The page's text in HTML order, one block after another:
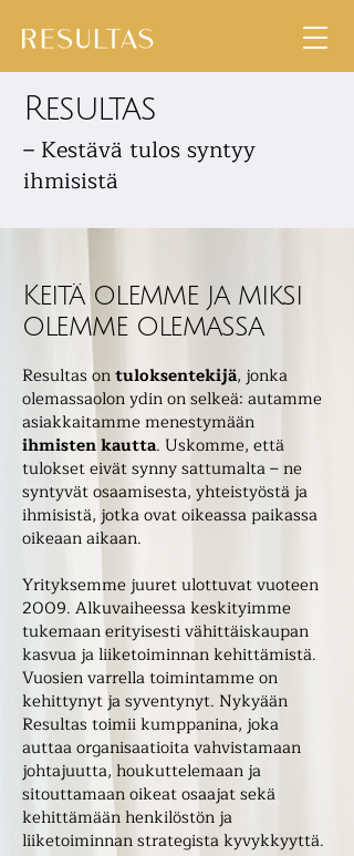
Resultas
– Kestävä tulos syntyy
ihmisistä
Keitä olemme ja miksi
olemme olemassa
Resultas ontuloksentekijä, jonka
olemassaolon ydin on selkeä: autamme
asiakkaitamme menestymään
ihmisten kautta. Uskomme, että
tulokset eivät synny sattumalta – ne
syntyvät osaamisesta, yhteistyöstä ja
ihmisistä, jotka ovat oikeassa paikassa
oikeaan aikaan.
Yrityksemme juuret ulottuvat vuoteen
2009. Alkuvaiheessa keskityimme
tukemaan erityisesti vähittäiskaupan
kasvua ja liiketoiminnan kehittämistä.
Vuosien varrella toimintamme on
kehittynyt ja syventynyt. Nykyään
Resultas toimii kumppanina, joka
auttaa organisaatioita vahvistamaan
johtajuutta, houkuttelemaan ja
sitouttamaan oikeat osaajat sekä
kehittämään henkilöstön ja
liiketoiminnan strategista kyvykkyyttä.